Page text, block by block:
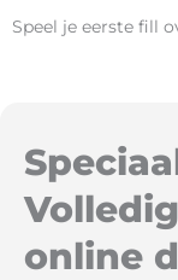
Speel je eerste fill
online